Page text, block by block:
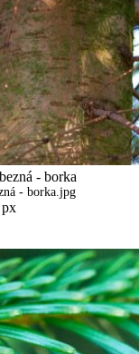
- borka
- borka.jpg